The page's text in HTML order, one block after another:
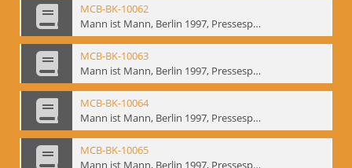
MCB-BK-10062
Mann ist Mann, Berlin 1997, Pressespiegel - interne Signatur: BM-prt-262-10
MCB-BK-10063
Mann ist Mann, Berlin 1997, Pressespiegel - interne Signatur: BM-prt-262-11
MCB-BK-10064
Mann ist Mann, Berlin 1997, Pressespiegel - interne Signatur: BM-prt-262-12
MCB-BK-10065
Mann ist Mann, Berlin 1997, Pressespiegel - interne Signatur: BM-prt-262-13